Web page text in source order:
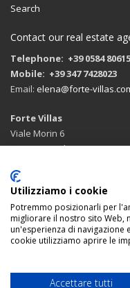
Search
Contact our real estate
Telephone: +39 0584 80615
Mobile: +39 347 7428023
Email: elena@forte-
Forte Villas
Viale Morin 6
55042 Forte dei Marmi (LU)
Route with google maps
FOLLOW US:
©
Utilizziamo i cookie
Potremmo posizionarli per
migliorare il nostro sito Web,
un'esperienza di navigazione
cookie utilizziamo aprire le
Accettare tutti